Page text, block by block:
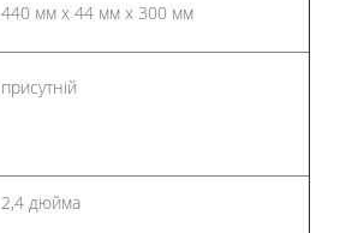
440 мм x 44 мм x 300 мм
присутній
2,4 дюйма